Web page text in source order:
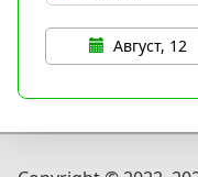
Август, 12